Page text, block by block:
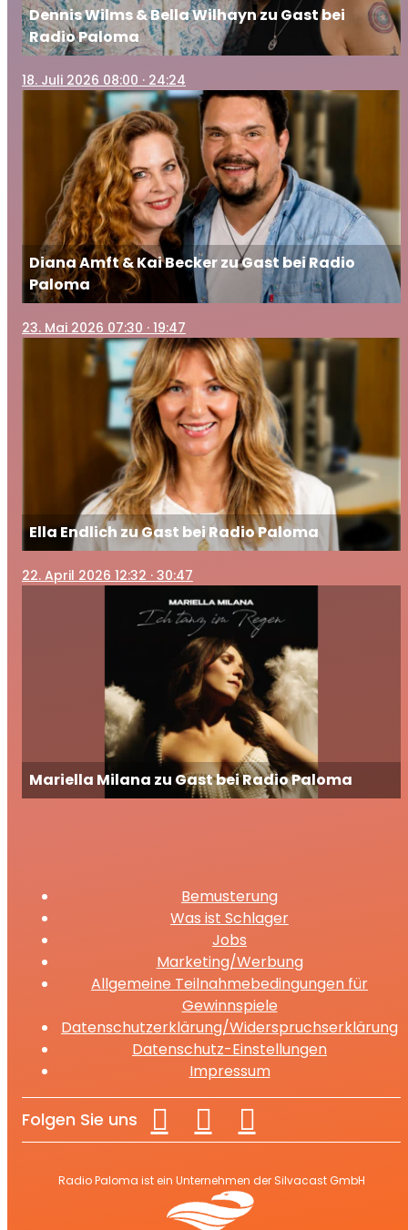
Dennis Wilms & Bella Wilhayn zu Gast bei
Radio Paloma
18. Juli 2026 08:00 · 24:24
Diana Amft & Kai Becker zu Gast bei Radio
Paloma
23. Mai 2026 07:30 · 19:47
Ella Endlich zu Gast bei Radio Paloma
22. April 2026 12:32 · 30:47
Mariella Milana zu Gast bei Radio Paloma
Bemusterung
Was ist Schlager
Jobs
Marketing/Werbung
Allgemeine Teilnahmebedingungen für
Gewinnspiele
Datenschutzerklärung/Widerspruchserklärung
Datenschutz-Einstellungen
Impressum
Folgen Sie uns
Radio Paloma ist ein Unternehmen der Silvacast GmbH